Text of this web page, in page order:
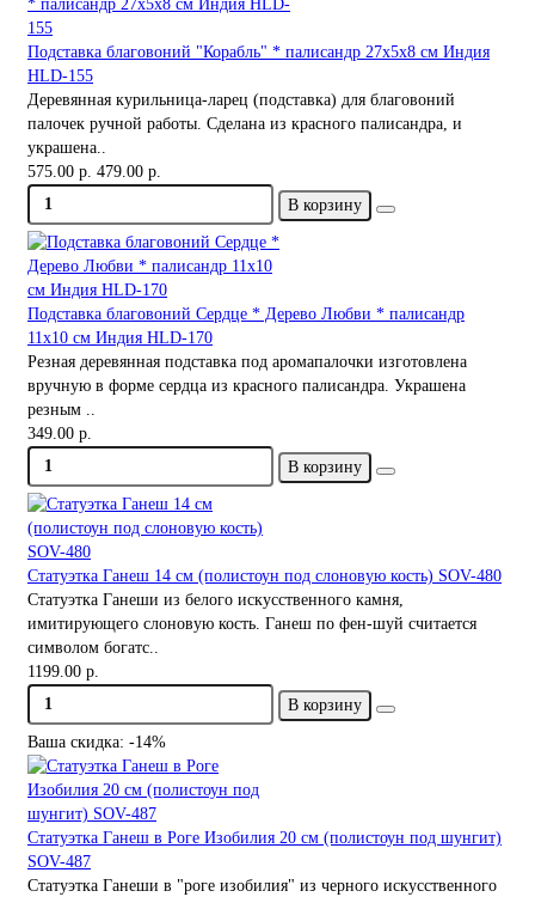
Подставка благовоний "Корабль" * палисандр 27х5х8 см Индия
HLD-155
Деревянная курильница-ларец (подставка) для благовоний
палочек ручной работы. Сделана из красного палисандра, и
украшена..
575.00 р. 479.00 р.
В корзину
Подставка благовоний Сердце * Дерево Любви * палисандр
11х10 см Индия HLD-170
Резная деревянная подставка под аромапалочки изготовлена
вручную в форме сердца из красного палисандра. Украшена
резным ..
349.00 р.
В корзину
Статуэтка Ганеш 14 см (полистоун под слоновую кость) SOV-480
Статуэтка Ганеши из белого искусственного камня,
имитирующего слоновую кость. Ганеш по фен-шуй считается
символом богатс..
1199.00 р.
В корзину
Ваша скидка: -14%
Статуэтка Ганеш в Роге Изобилия 20 см (полистоун под шунгит)
SOV-487
Статуэтка Ганеши в "роге изобилия" из черного искусственного